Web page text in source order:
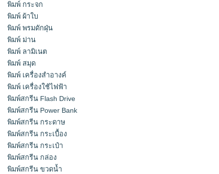
พิมพ์ กระจก
พิมพ์ ผ้าใบ
พิมพ์ พรมดักฝุ่น
พิมพ์ ม่าน
พิมพ์ ลามิเนต
พิมพ์ สมุด
พิมพ์ เครื่องสําอางค์
พิมพ์ เครื่องใช้ไฟฟ้า
พิมพ์สกรีน Flash Drive
พิมพ์สกรีน Power Bank
พิมพ์สกรีน กระดาษ
พิมพ์สกรีน กระเบื้อง
พิมพ์สกรีน กระเป๋า
พิมพ์สกรีน กล่อง
พิมพ์สกรีน ขวดน้ำ